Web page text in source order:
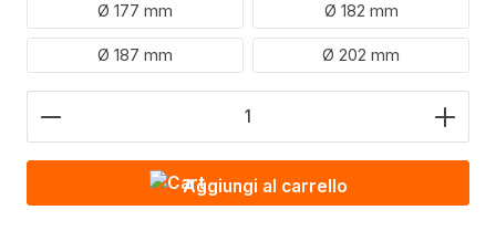
Ø 177 mm Ø 182 mm
Ø 187 mm Ø 202 mm
Quantità del prodotto: inserire il valore
Aggiungi al carrello